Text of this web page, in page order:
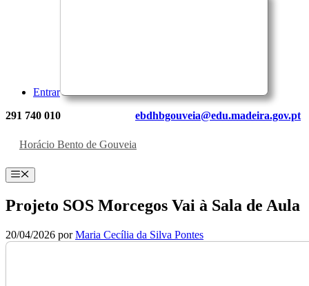
Entrar
291 740 010 ebdhbgouveia@edu.madeira.gov.pt
Horácio Bento de Gouveia
Menu
Projeto SOS Morcegos Vai à Sala de Aula
20/04/2026 porMaria Cecília da Silva Pontes